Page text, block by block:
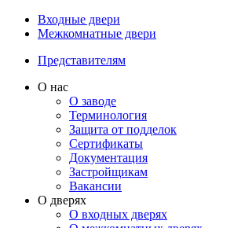
Входные двери
Межкомнатные двери
Представителям
О нас
О заводе
Терминология
Защита от подделок
Сертификаты
Документация
Застройщикам
Вакансии
О дверях
О входных дверях